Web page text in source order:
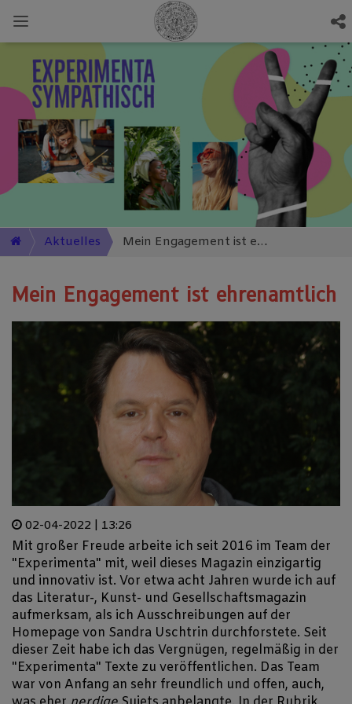
Aktuelles Mein Engagement ist ehrenamtlich
Mein Engagement ist ehrenamtlich
02-04-2022 | 13:26
Mit großer Freude arbeite ich seit 2016 im Team der
"Experimenta" mit, weil dieses Magazin einzigartig
und innovativ ist. Vor etwa acht Jahren wurde ich auf
das Literatur-, Kunst- und Gesellschaftsmagazin
aufmerksam, als ich Ausschreibungen auf der
Homepage von Sandra Uschtrin durchforstete. Seit
dieser Zeit habe ich das Vergnügen, regelmäßig in der
"Experimenta" Texte zu veröffentlichen. Das Team
war von Anfang an sehr freundlich und offen, auch,